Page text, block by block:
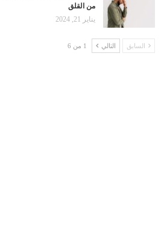
من القلق
يناير 21, 2024
السابق التالي 1 من 6